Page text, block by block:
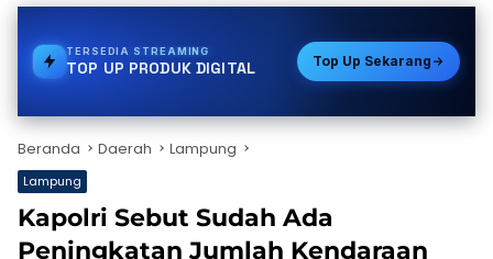
TERSEDIA TOKEN PLN
TOP UP PRODUK DIGITAL Top Up Sekarang
Beranda Daerah Lampung
Lampung
Kapolri Sebut Sudah Ada
Peningkatan Jumlah Kendaraan